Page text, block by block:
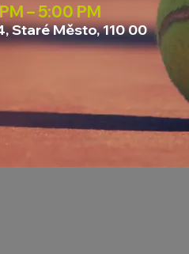
– 5:00 PM
Staré Město, 110 00